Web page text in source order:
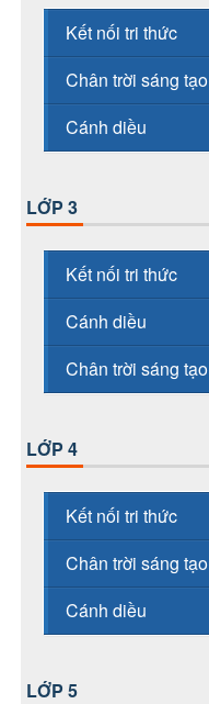
Kết nối tri thức
Chân trời sáng tạo
Cánh diều
LỚP 3
Kết nối tri thức
Cánh diều
Chân trời sáng tạo
LỚP 4
Kết nối tri thức
Chân trời sáng tạo
Cánh diều
LỚP 5